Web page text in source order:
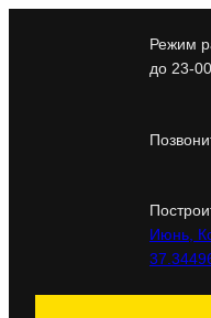
Режим
до 23-
Июнь,